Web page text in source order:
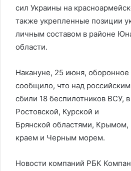
сил Украины на
также укрепленные позиции
личным составом в районе
области.
Накануне, 25 июня, оборонное
сообщило, что над
сбили 18 беспилотников ВСУ,
Ростовской, Курской и
Брянской областями, Крымом,
краем и Черным морем.
Новости компаний РБК